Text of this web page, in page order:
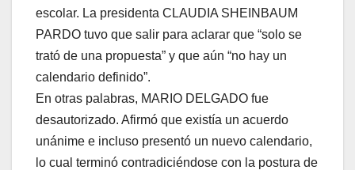
escolar. La presidenta CLAUDIA SHEINBAUM
PARDO tuvo que salir para aclarar que “solo se
trató de una propuesta” y que aún “no hay un
calendario definido”.
En otras palabras, MARIO DELGADO fue
desautorizado. Afirmó que existía un acuerdo
unánime e incluso presentó un nuevo calendario,
lo cual terminó contradiciéndose con la postura de